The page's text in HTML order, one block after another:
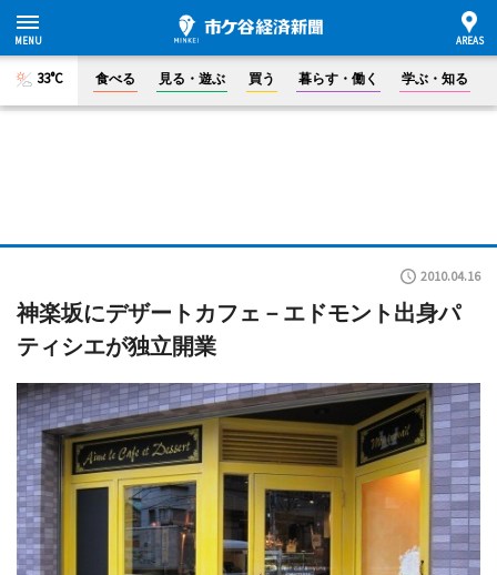
33°C 食べる 見る・遊ぶ 買う 暮らす・働く 学ぶ・知る
2010.04.16
神楽坂にデザートカフェ－エドモント出身パ
ティシエが独立開業